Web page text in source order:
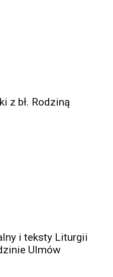
z bł. Rodziną
i teksty Liturgii
Ulmów